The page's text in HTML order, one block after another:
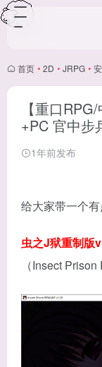
首页 • 2D • JRPG •
【重口
+PC 官中步
1年前发布
给大家带一个
虫之J狱重制版
（Insect Prison